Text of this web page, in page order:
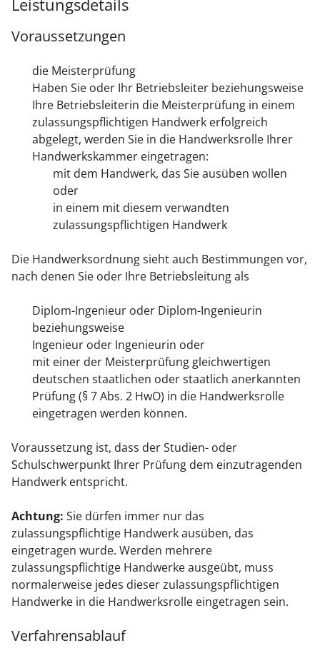
Leistungsdetails
Voraussetzungen
die Meisterprüfung
Haben Sie oder Ihr Betriebsleiter beziehungsweise
Ihre Betriebsleiterin die Meisterprüfung in einem
zulassungspflichtigen Handwerk erfolgreich
abgelegt, werden Sie in die Handwerksrolle Ihrer
Handwerkskammer eingetragen:
mit dem Handwerk, das Sie ausüben wollen
oder
in einem mit diesem verwandten
zulassungspflichtigen Handwerk
Die Handwerksordnung sieht auch Bestimmungen vor,
nach denen Sie oder Ihre Betriebsleitung als
Diplom-Ingenieur oder Diplom-Ingenieurin
beziehungsweise
Ingenieur oder Ingenieurin oder
mit einer der Meisterprüfung gleichwertigen
deutschen staatlichen oder staatlich anerkannten
Prüfung (§ 7 Abs. 2 HwO) in die Handwerksrolle
eingetragen werden können.
Voraussetzung ist, dass der Studien- oder
Schulschwerpunkt Ihrer Prüfung dem einzutragenden
Handwerk entspricht.
Achtung: Sie dürfen immer nur das
zulassungspflichtige Handwerk ausüben, das
eingetragen wurde. Werden mehrere
zulassungspflichtige Handwerke ausgeübt, muss
normalerweise jedes dieser zulassungspflichtigen
Handwerke in die Handwerksrolle eingetragen sein.
Verfahrensablauf